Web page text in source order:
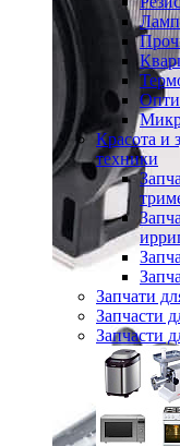
Красота и
техники
Запчати
Запчасти
Запчасти